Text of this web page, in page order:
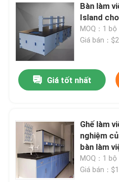
Bàn làm
Island
MOQ：1 bộ
Giá bán：
Giá tốt nhất
Ghế làm
nghiệm
bàn làm
MOQ：1 bộ
Giá bán：